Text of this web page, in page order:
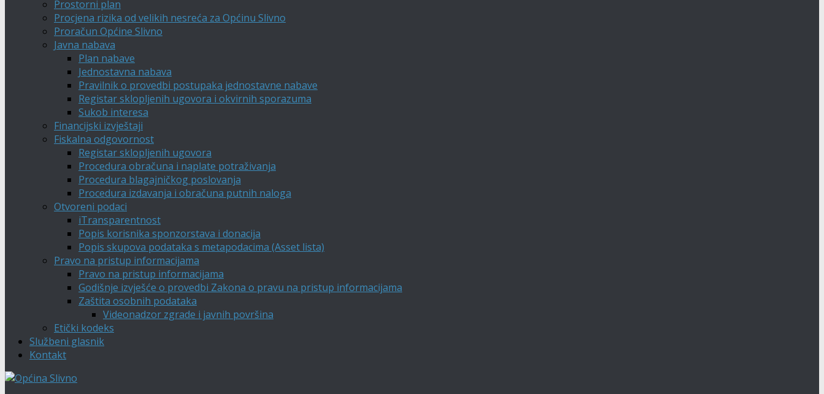
Prostorni plan
Procjena rizika od velikih nesreća za Općinu Slivno
Proračun Općine Slivno
Javna nabava
Plan nabave
Jednostavna nabava
Pravilnik o provedbi postupaka jednostavne nabave
Registar sklopljenih ugovora i okvirnih sporazuma
Sukob interesa
Financijski izvještaji
Fiskalna odgovornost
Registar sklopljenih ugovora
Procedura obračuna i naplate potraživanja
Procedura blagajničkog poslovanja
Procedura izdavanja i obračuna putnih naloga
Otvoreni podaci
iTransparentnost
Popis korisnika sponzorstava i donacija
Popis skupova podataka s metapodacima (Asset lista)
Pravo na pristup informacijama
Pravo na pristup informacijama
Godišnje izvješće o provedbi Zakona o pravu na pristup informacijama
Zaštita osobnih podataka
Videonadzor zgrade i javnih površina
Etički kodeks
Službeni glasnik
Kontakt